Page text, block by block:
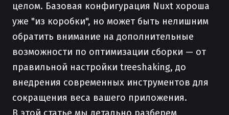
целом. Базовая конфигурация Nuxt хороша
уже "из коробки", но может быть нелишним
обратить внимание на дополнительные
возможности по оптимизации сборки — от
правильной настройки treeshaking, до
внедрения современных инструментов для
сокращения веса вашего приложения.